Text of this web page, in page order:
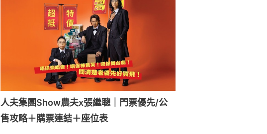
人夫集團Show農夫x張繼聰｜門票優先/公
售攻略＋購票連結＋座位表